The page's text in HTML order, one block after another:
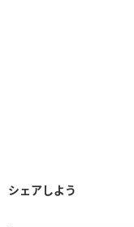
シェアしよう